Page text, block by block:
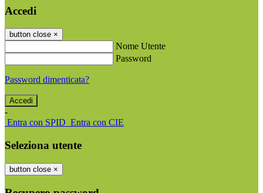
Accedi
button close ×
Nome Utente
Password
Password dimenticata?
-
Entra con SPID Entra con CIE
Seleziona utente
button close ×